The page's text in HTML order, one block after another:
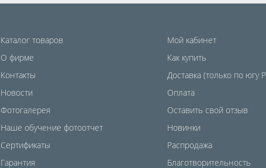
Каталог товаров
О фирме
Контакты
Новости
Фотогалерея
Наше обучение фотоотчет
Сертификаты
Гарантия
Мой кабинет
Как купить
Доставка (только по югу
Оплата
Оставить свой отзыв
Новинки
Распродажа
Благотворительность